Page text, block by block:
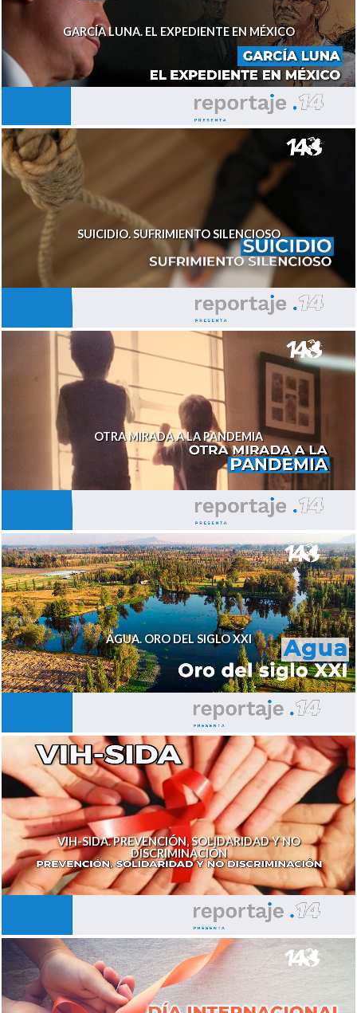
GARCÍA LUNA. EL EXPEDIENTE EN MÉXICO
SUICIDIO. SUFRIMIENTO SILENCIOSO
OTRA MIRADA A LA PANDEMIA
AGUA. ORO DEL SIGLO XXI
VIH-SIDA. PREVENCIÓN, SOLIDARIDAD Y NO
DISCRIMINACIÓN